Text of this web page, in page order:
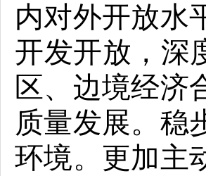
内对外开放水
开发开放，深
区、边境经济
质量发展。稳
环境。更加主